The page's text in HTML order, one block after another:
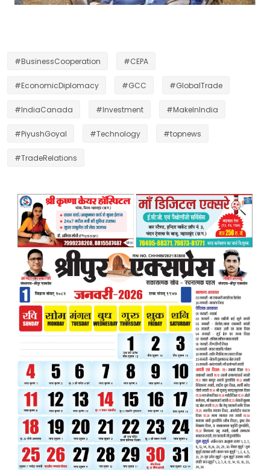
#BusinessCooperation #CEPA
#EconomicDiplomacy #GCC #GlobalTrade
#IndiaCanada #Investment #MakeInIndia
#PiyushGoyal #Technology #topnews
#TradeRelations